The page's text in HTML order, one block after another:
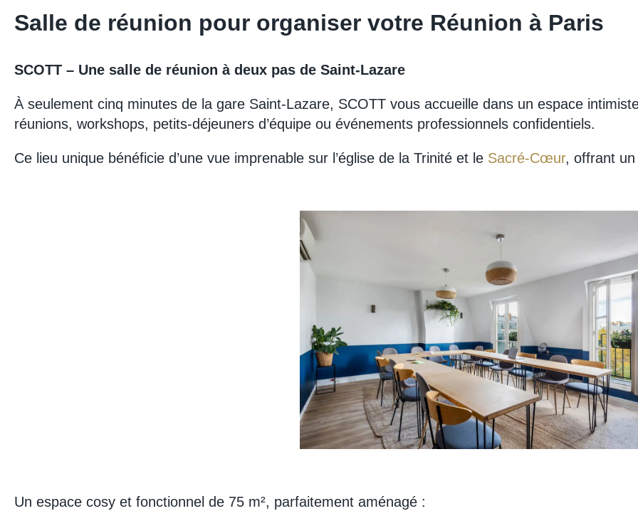
Salle de réunion pour organiser votre Réunion à Paris
SCOTT – Une salle de réunion à deux pas de Saint-Lazare
À seulement cinq minutes de la gare Saint-Lazare, SCOTT vous accueille dans un espace
réunions, workshops, petits-déjeuners d’équipe ou événements professionnels confidentiels.
Ce lieu unique bénéficie d’une vue imprenable sur l’église de la Trinité et le Sacré-Cœur, offrant
Un espace cosy et fonctionnel de 75 m², parfaitement aménagé :